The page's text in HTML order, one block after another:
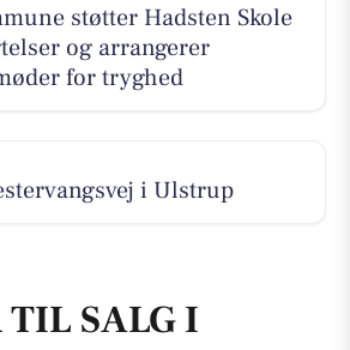
støtter Hadsten Skole
og arrangerer
for tryghed
i Ulstrup
TIL SALG I